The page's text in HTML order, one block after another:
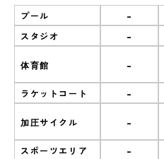
プール -
スタジオ -
体育館 -
ラケットコート -
加圧サイクル -
スポーツエリア
-